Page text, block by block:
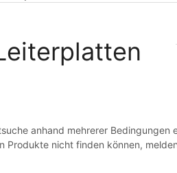
anhand mehrerer Bedingungen
Produkte nicht finden können,